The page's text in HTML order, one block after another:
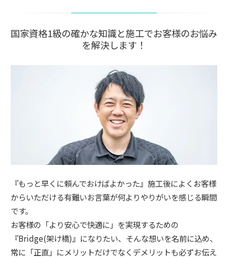
国家資格1級の確かな知識と施工でお客様のお悩み
を解決します！
『もっと早くに頼んでおけばよかった』施工後によくお客様
からいただける有難いお言葉が何よりやりがいを感じる瞬間
です。
お客様の「より安心で快適に」を実現するための
『Bridge(架け橋)』になりたい、そんな想いを名前に込め、
常に「正直」にメリットだけでなくデメリットも必ずお伝え